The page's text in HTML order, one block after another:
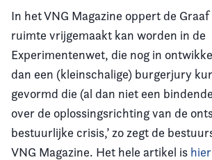
In het VNG Magazine oppert de
ruimte vrijgemaakt kan worden in de
Experimentenwet, die nog in
dan een (kleinschalige) burgerjury
gevormd die (al dan niet een
over de oplossingsrichting van de
bestuurlijke crisis,’ zo zegt de
VNG Magazine. Het hele artikel is hier